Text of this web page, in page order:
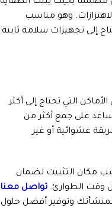
وهو مناسب
إلى تجهيزات سلامة ثابتة
التي تحتاج إلى أكثر
على جمع أكثر من
عشوائية أو غير
مكان التثبيت لضمان
وقت الطوارئ. تواصل معنا
وتوفير أفضل حلول